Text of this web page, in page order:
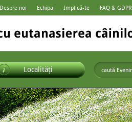
Localități
Despre noi Echipa Implică-te FAQ & GDPR